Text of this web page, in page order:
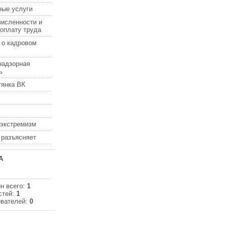
услуги
и
труда
кадровом
ВК
всего: 1
1
0